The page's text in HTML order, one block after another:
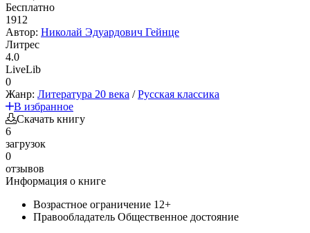
Бесплатно
1912
Автор: Николай Эдуардович Гейнце
Литрес
4.0
LiveLib
0
Жанр: Литература 20 века /Русская классика
В избранное
Скачать книгу
6
загрузок
0
отзывов
Информация о книге
Возрастное ограничение 12+
Правообладатель Общественное достояние